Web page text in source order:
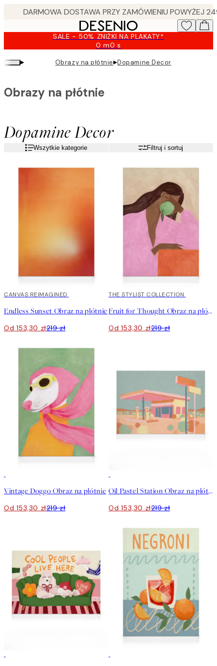
SALE - 50% ZNIŻKI NA PLAKATY*
0 m0 s
Ważny
do:
2026-
▸ Obrazy na płótnie▸Dopamine Decor
Dopamine Decor
Obrazy na płótnie
Wszytkie kategorie Filtruj i sortuj
30%*
CANVAS REIMAGINED
Endless Sunset Obraz na płótnie
Od 153,30 zł219 zł
30%*
THE STYLIST COLLECTION
Fruit for Thought Obraz na płótnie
Od 153,30 zł219 zł
Vintage Doggo Obraz na płótnie
Od 153,30 zł219 zł
Oil Pastel Station Obraz na płótnie
Od 153,30 zł219 zł